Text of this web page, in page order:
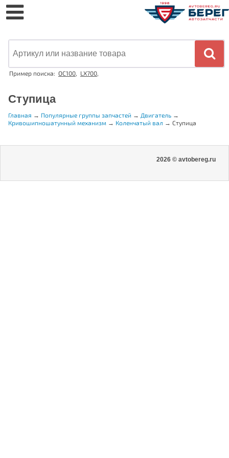
Пример поиска: OC100, LX700,
Ступица
Главная → Популярные группы запчастей → Двигатель →
Кривошипношатунный механизм → Коленчатый вал → Ступица
2026 © avtobereg.ru